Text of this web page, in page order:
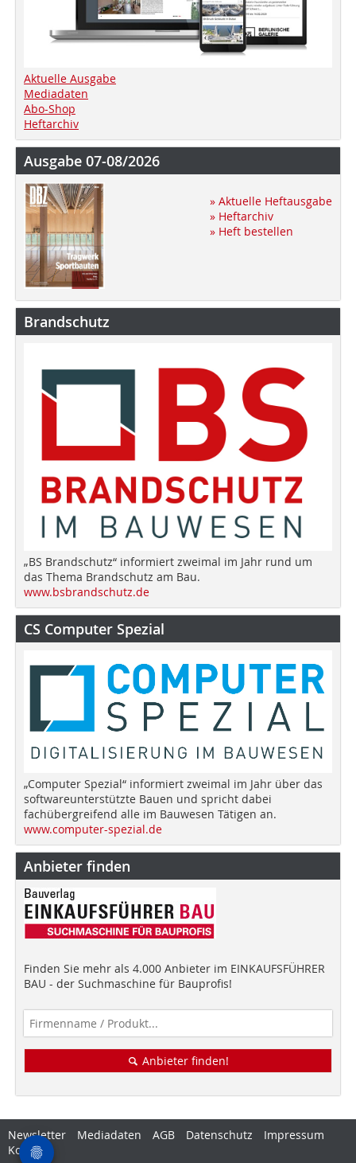
Aktuelle Ausgabe
Mediadaten
Abo-Shop
Heftarchiv
Ausgabe 07-08/2026
» Aktuelle Heftausgabe
» Heftarchiv
» Heft bestellen
Brandschutz
„BS Brandschutz“ informiert zweimal im Jahr rund um
das Thema Brandschutz am Bau.
www.bsbrandschutz.de
CS Computer Spezial
„Computer Spezial“ informiert zweimal im Jahr über das
softwareunterstützte Bauen und spricht dabei
fachübergreifend alle im Bauwesen Tätigen an.
www.computer-spezial.de
Anbieter finden
Finden Sie mehr als 4.000 Anbieter im EINKAUFSFÜHRER
BAU - der Suchmaschine für Bauprofis!
Anbieter finden!
Newsletter Mediadaten AGB Datenschutz
Impressum
Kontakt